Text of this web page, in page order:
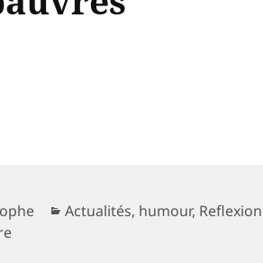
Catégories
Actualités, humour, Reflexion
sur Pauvres pauvres